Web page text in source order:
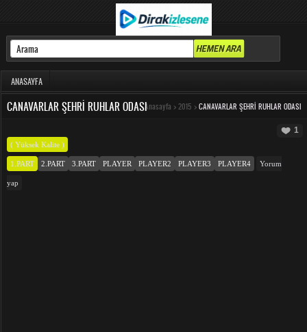
ANASAYFA
CANAVARLAR ŞEHRI RUHLAR ODASIAnasayfa > 2015 > CANAVARLAR ŞEHRI RUHLAR ODASI
1
( Yüksek Kalite )
1.PART 2.PART 3.PART PLAYER PLAYER2 PLAYER3 PLAYER4 Yorum
yap